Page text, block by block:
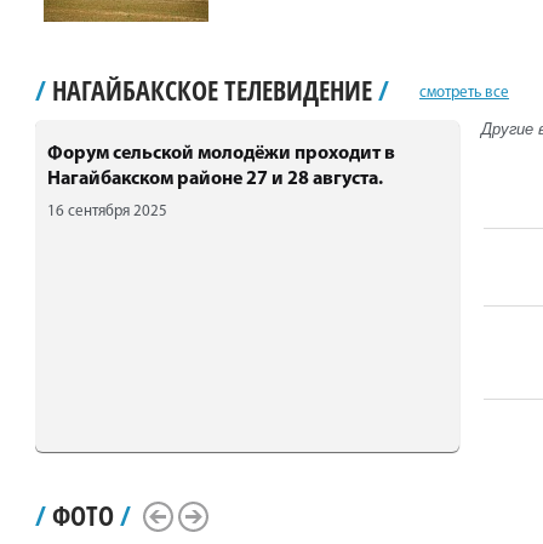
/ НАГАЙБАКСКОЕ ТЕЛЕВИДЕНИЕ/ смотреть все
Форум сельской молодёжи проходит в
Нагайбакском районе 27 и 28 августа.
16 сентября 2025
Другие
/ФОТО/